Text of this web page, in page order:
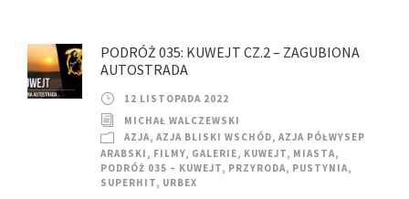
PODRÓŻ 035: KUWEJT CZ.2 – ZAGUBIONA
AUTOSTRADA
12 LISTOPADA 2022
MICHAŁ WALCZEWSKI
AZJA, AZJA BLISKI WSCHÓD, AZJA PÓŁWYSEP
ARABSKI , FILMY, GALERIE, KUWEJT, MIASTA,
PODRÓŻ 035 – KUWEJT, PRZYRODA, PUSTYNIA,
SUPERHIT, URBEX